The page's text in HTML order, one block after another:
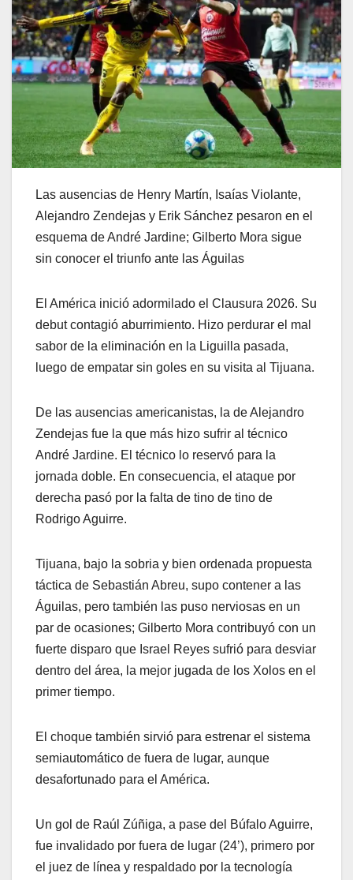
Las ausencias de Henry Martín, Isaías Violante,
Alejandro Zendejas y Erik Sánchez pesaron en el
esquema de André Jardine; Gilberto Mora sigue
sin conocer el triunfo ante las Águilas
El América inició adormilado el Clausura 2026. Su
debut contagió aburrimiento. Hizo perdurar el mal
sabor de la eliminación en la Liguilla pasada,
luego de empatar sin goles en su visita al Tijuana.
De las ausencias americanistas, la de Alejandro
Zendejas fue la que más hizo sufrir al técnico
André Jardine. El técnico lo reservó para la
jornada doble. En consecuencia, el ataque por
derecha pasó por la falta de tino de tino de
Rodrigo Aguirre.
Tijuana, bajo la sobria y bien ordenada propuesta
táctica de Sebastián Abreu, supo contener a las
Águilas, pero también las puso nerviosas en un
par de ocasiones; Gilberto Mora contribuyó con un
fuerte disparo que Israel Reyes sufrió para desviar
dentro del área, la mejor jugada de los Xolos en el
primer tiempo.
El choque también sirvió para estrenar el sistema
semiautomático de fuera de lugar, aunque
desafortunado para el América.
Un gol de Raúl Zúñiga, a pase del Búfalo Aguirre,
fue invalidado por fuera de lugar (24’), primero por
el juez de línea y respaldado por la tecnología